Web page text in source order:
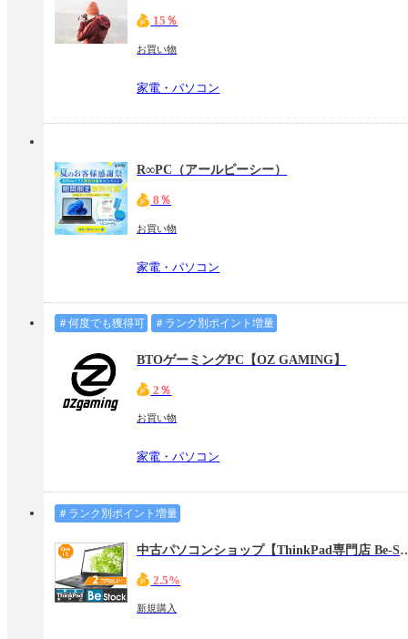
15％
お買い物
家電・パソコン
R∞PC（アールピーシー）
8％
お買い物
家電・パソコン
＃何度でも獲得可 ＃ランク別ポイント増量
BTOゲーミングPC【OZ GAMING】
2％
お買い物
家電・パソコン
＃ランク別ポイント増量
中古パソコンショップ
2.5%
新規購入